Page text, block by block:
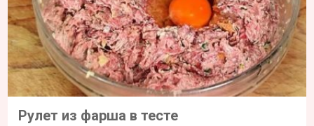
Рулет из фарша в тесте